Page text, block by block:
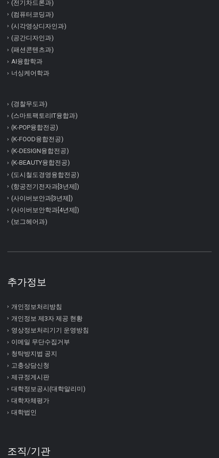
(전기차드론과)
(컴퓨터코딩과)
(시각영상디자인과)
(공간디자인과)
(패션콘텐츠과)
AI융합학과
너싱케어학과
(경찰무도과)
(스마트팩토리IT융합과)
(K-POP융합전공)
(K-FOOD융합전공)
(K-DESIGN융합전공)
(K-BEAUTY융합전공)
(도시철도경영융합전공)
(항공전기전자과[3년제])
(사이버보안과[3년제])
(사이버보안학과[4년제])
(보그헤어과)
추가정보
개인정보처리방침
개인정보 제3자 제공 현황
영상정보처리기기 운영방침
이메일 무단수집거부
청탁방지법 공지
고충상담신청
제규정게시판
대학정보공시(대학알리미)
대학자체평가
대학법인
조직/기관